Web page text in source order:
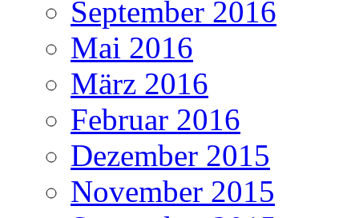
September 2016
Mai 2016
März 2016
Februar 2016
Dezember 2015
November 2015